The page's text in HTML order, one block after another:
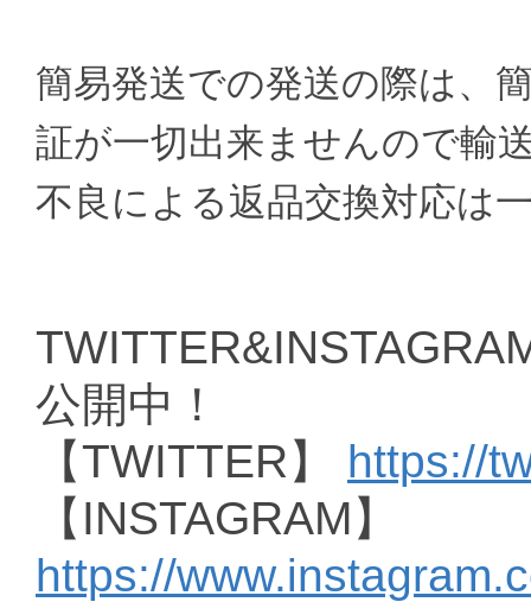
簡易発送での発送の際は、
証が一切出来ませんので輸
不良による返品交換対応は
公開中！
【TWITTER】 https://
【INSTAGRAM】
https://